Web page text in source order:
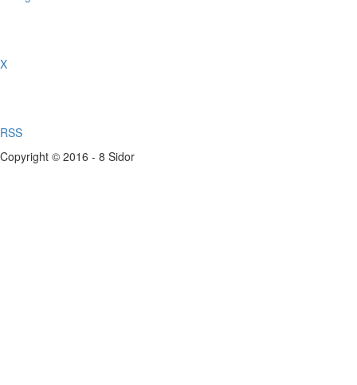
X
RSS
Copyright © 2016 - 8 Sidor